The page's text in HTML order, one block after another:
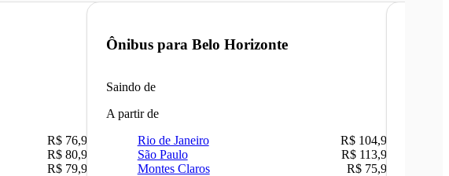
R$ 76,90
R$ 80,90
R$ 79,90
Ônibus para Belo Horizonte
Saindo de
A partir de
Rio de Janeiro
R$ 104,90
São Paulo
R$ 113,90
Montes Claros
R$ 75,90